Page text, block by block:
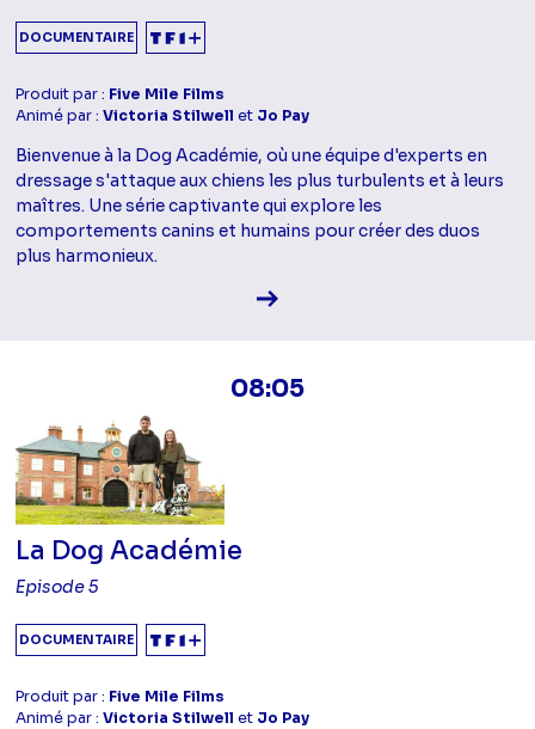
DOCUMENTAIRE
Produit par : Five Mile Films
Animé par :Victoria Stilwell et Jo Pay
Bienvenue à la Dog Académie, où une équipe d'experts en
dressage s'attaque aux chiens les plus turbulents et à leurs
maîtres. Une série captivante qui explore les
comportements canins et humains pour créer des duos
plus harmonieux.
Voir la fiche diffusion
08:05
La Dog Académie
Episode 5
DOCUMENTAIRE
Produit par : Five Mile Films
Animé par :Victoria Stilwell et Jo Pay